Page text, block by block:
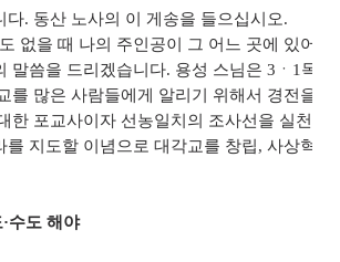
다. 동산 노사의 이 게송을 들으십시오.
없을 때 나의 주인공이 그 어느 곳에 있어서
말씀을 드리겠습니다. 용성 스님은 3ㆍ1독
를 많은 사람들에게 알리기 위해서 경전을
한 포교사이자 선농일치의 조사선을 실천한
를 지도할 이념으로 대각교를 창립, 사상혁
수도 해야